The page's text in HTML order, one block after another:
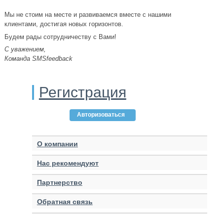
Мы не стоим на месте и развиваемся вместе с нашими
клиентами, достигая новых горизонтов.
Будем рады сотрудничеству с Вами!
С уважением,
Команда SMSfeedback
Регистрация
Авторизоваться
О компании
Нас рекомендуют
Партнерство
Обратная связь